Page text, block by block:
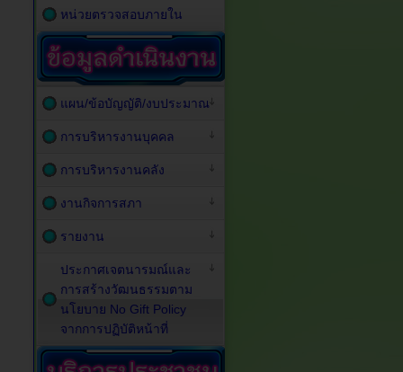
หน่วยตรวจสอบภายใน
แผน/ข้อบัญญัติ/งบประมาณ
การบริหารงานบุคคล
การบริหารงานคลัง
งานกิจการสภา
รายงาน
ประกาศเจตนารมณ์และ
การสร้างวัฒนธรรมตาม
นโยบาย No Gift Policy
จากการปฏิบัติหน้าที่